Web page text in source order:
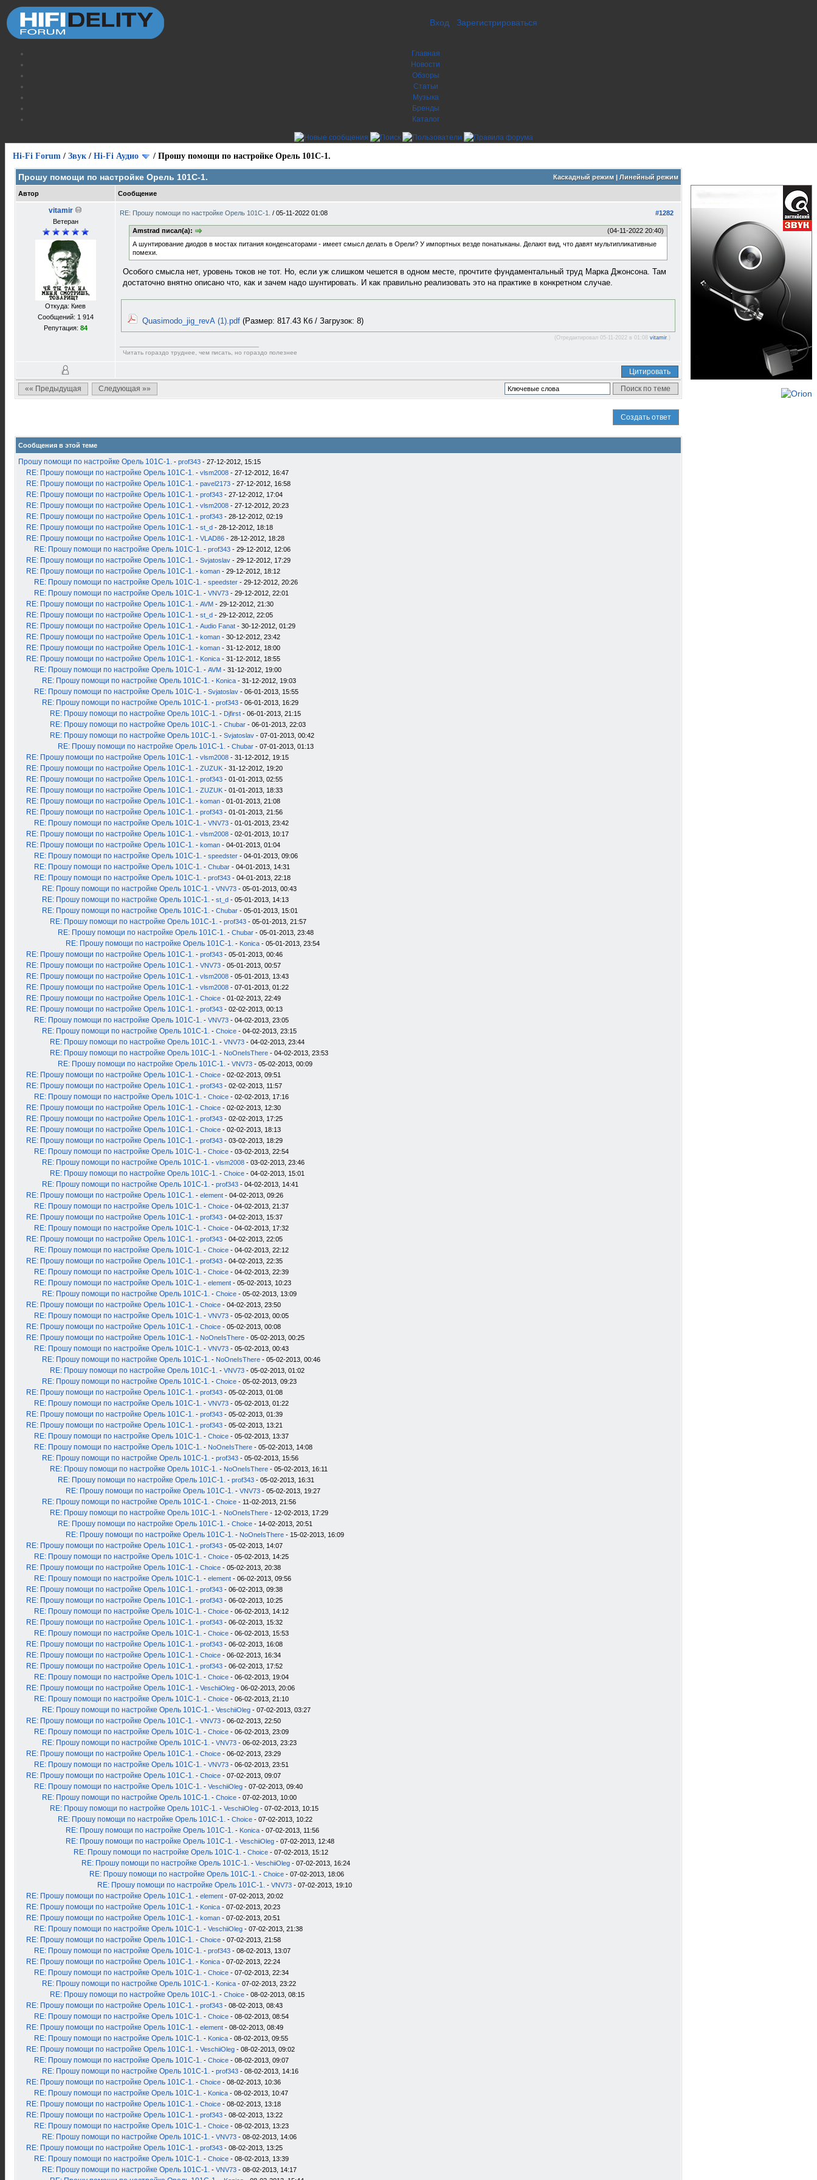
Вход Зарегистрироваться
Главная
Новости
Обзоры
Статьи
Музыка
Бренды
Каталог
Hi-Fi Forum / Звук / Hi-Fi Аудио / Прошу помощи по настройке Орель 101С-1.
Каскадный режим| Линейный режим
Прошу помощи по настройке Орель 101С-1.
Автор Сообщение
vitamir
Ветеран
Откуда: Киев
Сообщений: 1 914
Репутация: 84
#1282
RE: Прошу помощи по настройке Орель 101С-1. / 05-11-2022 01:08
(04-11-2022 20:40)
Amstrad писал(а):
А шунтирование диодов в мостах питания конденсаторами - имеет смысл делать в Орели? У импортных везде понатыканы. Делают вид, что давят мультипликативные
помехи.
Особого смысла нет, уровень токов не тот. Но, если уж слишком чешется в одном месте, прочтите фундаментальный труд Марка Джонсона. Там
достаточно внятно описано что, как и зачем надо шунтировать. И как правильно реализовать это на практике в конкретном случае.
Quasimodo_jig_revA (1).pdf(Размер: 817.43 Кб / Загрузок: 8)
(Отредактировал 05-11-2022 в 01:08 vitamir .)
Читать гораздо труднее, чем писать, но гораздо полезнее
Цитировать
«« Предыдущая
Следующая »»
Создать ответ
Сообщения в этой теме
Прошу помощи по настройке Орель 101С-1. - prof343 - 27-12-2012, 15:15
RE: Прошу помощи по настройке Орель 101С-1. - vlsm2008 - 27-12-2012, 16:47
RE: Прошу помощи по настройке Орель 101С-1. - pavel2173 - 27-12-2012, 16:58
RE: Прошу помощи по настройке Орель 101С-1. - prof343 - 27-12-2012, 17:04
RE: Прошу помощи по настройке Орель 101С-1. - vlsm2008 - 27-12-2012, 20:23
RE: Прошу помощи по настройке Орель 101С-1. - prof343 - 28-12-2012, 02:19
RE: Прошу помощи по настройке Орель 101С-1. - st_d - 28-12-2012, 18:18
RE: Прошу помощи по настройке Орель 101С-1. - VLAD86 - 28-12-2012, 18:28
RE: Прошу помощи по настройке Орель 101С-1. - prof343 - 29-12-2012, 12:06
RE: Прошу помощи по настройке Орель 101С-1. - Svjatoslav - 29-12-2012, 17:29
RE: Прошу помощи по настройке Орель 101С-1. - koman - 29-12-2012, 18:12
RE: Прошу помощи по настройке Орель 101С-1. - speedster - 29-12-2012, 20:26
RE: Прошу помощи по настройке Орель 101С-1. - VNV73 - 29-12-2012, 22:01
RE: Прошу помощи по настройке Орель 101С-1. - AVM - 29-12-2012, 21:30
RE: Прошу помощи по настройке Орель 101С-1. - st_d - 29-12-2012, 22:05
RE: Прошу помощи по настройке Орель 101С-1. - Audio Fanat - 30-12-2012, 01:29
RE: Прошу помощи по настройке Орель 101С-1. - koman - 30-12-2012, 23:42
RE: Прошу помощи по настройке Орель 101С-1. - koman - 31-12-2012, 18:00
RE: Прошу помощи по настройке Орель 101С-1. - Konica - 31-12-2012, 18:55
RE: Прошу помощи по настройке Орель 101С-1. - AVM - 31-12-2012, 19:00
RE: Прошу помощи по настройке Орель 101С-1. - Konica - 31-12-2012, 19:03
RE: Прошу помощи по настройке Орель 101С-1. - Svjatoslav - 06-01-2013, 15:55
RE: Прошу помощи по настройке Орель 101С-1. - prof343 - 06-01-2013, 16:29
RE: Прошу помощи по настройке Орель 101С-1. - Djfirst - 06-01-2013, 21:15
RE: Прошу помощи по настройке Орель 101С-1. - Chubar - 06-01-2013, 22:03
RE: Прошу помощи по настройке Орель 101С-1. - Svjatoslav - 07-01-2013, 00:42
RE: Прошу помощи по настройке Орель 101С-1. - Chubar - 07-01-2013, 01:13
RE: Прошу помощи по настройке Орель 101С-1. - vlsm2008 - 31-12-2012, 19:15
RE: Прошу помощи по настройке Орель 101С-1. - ZUZUK - 31-12-2012, 19:20
RE: Прошу помощи по настройке Орель 101С-1. - prof343 - 01-01-2013, 02:55
RE: Прошу помощи по настройке Орель 101С-1. - ZUZUK - 01-01-2013, 18:33
RE: Прошу помощи по настройке Орель 101С-1. - koman - 01-01-2013, 21:08
RE: Прошу помощи по настройке Орель 101С-1. - prof343 - 01-01-2013, 21:56
RE: Прошу помощи по настройке Орель 101С-1. - VNV73 - 01-01-2013, 23:42
RE: Прошу помощи по настройке Орель 101С-1. - vlsm2008 - 02-01-2013, 10:17
RE: Прошу помощи по настройке Орель 101С-1. - koman - 04-01-2013, 01:04
RE: Прошу помощи по настройке Орель 101С-1. - speedster - 04-01-2013, 09:06
RE: Прошу помощи по настройке Орель 101С-1. - Chubar - 04-01-2013, 14:31
RE: Прошу помощи по настройке Орель 101С-1. - prof343 - 04-01-2013, 22:18
RE: Прошу помощи по настройке Орель 101С-1. - VNV73 - 05-01-2013, 00:43
RE: Прошу помощи по настройке Орель 101С-1. - st_d - 05-01-2013, 14:13
RE: Прошу помощи по настройке Орель 101С-1. - Chubar - 05-01-2013, 15:01
RE: Прошу помощи по настройке Орель 101С-1. - prof343 - 05-01-2013, 21:57
RE: Прошу помощи по настройке Орель 101С-1. - Chubar - 05-01-2013, 23:48
RE: Прошу помощи по настройке Орель 101С-1. - Konica - 05-01-2013, 23:54
RE: Прошу помощи по настройке Орель 101С-1. - prof343 - 05-01-2013, 00:46
RE: Прошу помощи по настройке Орель 101С-1. - VNV73 - 05-01-2013, 00:57
RE: Прошу помощи по настройке Орель 101С-1. - vlsm2008 - 05-01-2013, 13:43
RE: Прошу помощи по настройке Орель 101С-1. - vlsm2008 - 07-01-2013, 01:22
RE: Прошу помощи по настройке Орель 101С-1. - Choice - 01-02-2013, 22:49
RE: Прошу помощи по настройке Орель 101С-1. - prof343 - 02-02-2013, 00:13
RE: Прошу помощи по настройке Орель 101С-1. - VNV73 - 04-02-2013, 23:05
RE: Прошу помощи по настройке Орель 101С-1. - Choice - 04-02-2013, 23:15
RE: Прошу помощи по настройке Орель 101С-1. - VNV73 - 04-02-2013, 23:44
RE: Прошу помощи по настройке Орель 101С-1. - NoOneIsThere - 04-02-2013, 23:53
RE: Прошу помощи по настройке Орель 101С-1. - VNV73 - 05-02-2013, 00:09
RE: Прошу помощи по настройке Орель 101С-1. - Choice - 02-02-2013, 09:51
RE: Прошу помощи по настройке Орель 101С-1. - prof343 - 02-02-2013, 11:57
RE: Прошу помощи по настройке Орель 101С-1. - Choice - 02-02-2013, 17:16
RE: Прошу помощи по настройке Орель 101С-1. - Choice - 02-02-2013, 12:30
RE: Прошу помощи по настройке Орель 101С-1. - prof343 - 02-02-2013, 17:25
RE: Прошу помощи по настройке Орель 101С-1. - Choice - 02-02-2013, 18:13
RE: Прошу помощи по настройке Орель 101С-1. - prof343 - 03-02-2013, 18:29
RE: Прошу помощи по настройке Орель 101С-1. - Choice - 03-02-2013, 22:54
RE: Прошу помощи по настройке Орель 101С-1. - vlsm2008 - 03-02-2013, 23:46
RE: Прошу помощи по настройке Орель 101С-1. - Choice - 04-02-2013, 15:01
RE: Прошу помощи по настройке Орель 101С-1. - prof343 - 04-02-2013, 14:41
RE: Прошу помощи по настройке Орель 101С-1. - element - 04-02-2013, 09:26
RE: Прошу помощи по настройке Орель 101С-1. - Choice - 04-02-2013, 21:37
RE: Прошу помощи по настройке Орель 101С-1. - prof343 - 04-02-2013, 15:37
RE: Прошу помощи по настройке Орель 101С-1. - Choice - 04-02-2013, 17:32
RE: Прошу помощи по настройке Орель 101С-1. - prof343 - 04-02-2013, 22:05
RE: Прошу помощи по настройке Орель 101С-1. - Choice - 04-02-2013, 22:12
RE: Прошу помощи по настройке Орель 101С-1. - prof343 - 04-02-2013, 22:35
RE: Прошу помощи по настройке Орель 101С-1. - Choice - 04-02-2013, 22:39
RE: Прошу помощи по настройке Орель 101С-1. - element - 05-02-2013, 10:23
RE: Прошу помощи по настройке Орель 101С-1. - Choice - 05-02-2013, 13:09
RE: Прошу помощи по настройке Орель 101С-1. - Choice - 04-02-2013, 23:50
RE: Прошу помощи по настройке Орель 101С-1. - VNV73 - 05-02-2013, 00:05
RE: Прошу помощи по настройке Орель 101С-1. - Choice - 05-02-2013, 00:08
RE: Прошу помощи по настройке Орель 101С-1. - NoOneIsThere - 05-02-2013, 00:25
RE: Прошу помощи по настройке Орель 101С-1. - VNV73 - 05-02-2013, 00:43
RE: Прошу помощи по настройке Орель 101С-1. - NoOneIsThere - 05-02-2013, 00:46
RE: Прошу помощи по настройке Орель 101С-1. - VNV73 - 05-02-2013, 01:02
RE: Прошу помощи по настройке Орель 101С-1. - Choice - 05-02-2013, 09:23
RE: Прошу помощи по настройке Орель 101С-1. - prof343 - 05-02-2013, 01:08
RE: Прошу помощи по настройке Орель 101С-1. - VNV73 - 05-02-2013, 01:22
RE: Прошу помощи по настройке Орель 101С-1. - prof343 - 05-02-2013, 01:39
RE: Прошу помощи по настройке Орель 101С-1. - prof343 - 05-02-2013, 13:21
RE: Прошу помощи по настройке Орель 101С-1. - Choice - 05-02-2013, 13:37
RE: Прошу помощи по настройке Орель 101С-1. - NoOneIsThere - 05-02-2013, 14:08
RE: Прошу помощи по настройке Орель 101С-1. - prof343 - 05-02-2013, 15:56
RE: Прошу помощи по настройке Орель 101С-1. - NoOneIsThere - 05-02-2013, 16:11
RE: Прошу помощи по настройке Орель 101С-1. - prof343 - 05-02-2013, 16:31
RE: Прошу помощи по настройке Орель 101С-1. - VNV73 - 05-02-2013, 19:27
RE: Прошу помощи по настройке Орель 101С-1. - Choice - 11-02-2013, 21:56
RE: Прошу помощи по настройке Орель 101С-1. - NoOneIsThere - 12-02-2013, 17:29
RE: Прошу помощи по настройке Орель 101С-1. - Choice - 14-02-2013, 20:51
RE: Прошу помощи по настройке Орель 101С-1. - NoOneIsThere - 15-02-2013, 16:09
RE: Прошу помощи по настройке Орель 101С-1. - prof343 - 05-02-2013, 14:07
RE: Прошу помощи по настройке Орель 101С-1. - Choice - 05-02-2013, 14:25
RE: Прошу помощи по настройке Орель 101С-1. - Choice - 05-02-2013, 20:38
RE: Прошу помощи по настройке Орель 101С-1. - element - 06-02-2013, 09:56
RE: Прошу помощи по настройке Орель 101С-1. - prof343 - 06-02-2013, 09:38
RE: Прошу помощи по настройке Орель 101С-1. - prof343 - 06-02-2013, 10:25
RE: Прошу помощи по настройке Орель 101С-1. - Choice - 06-02-2013, 14:12
RE: Прошу помощи по настройке Орель 101С-1. - prof343 - 06-02-2013, 15:32
RE: Прошу помощи по настройке Орель 101С-1. - Choice - 06-02-2013, 15:53
RE: Прошу помощи по настройке Орель 101С-1. - prof343 - 06-02-2013, 16:08
RE: Прошу помощи по настройке Орель 101С-1. - Choice - 06-02-2013, 16:34
RE: Прошу помощи по настройке Орель 101С-1. - prof343 - 06-02-2013, 17:52
RE: Прошу помощи по настройке Орель 101С-1. - Choice - 06-02-2013, 19:04
RE: Прошу помощи по настройке Орель 101С-1. - VeschiiOleg - 06-02-2013, 20:06
RE: Прошу помощи по настройке Орель 101С-1. - Choice - 06-02-2013, 21:10
RE: Прошу помощи по настройке Орель 101С-1. - VeschiiOleg - 07-02-2013, 03:27
RE: Прошу помощи по настройке Орель 101С-1. - VNV73 - 06-02-2013, 22:50
RE: Прошу помощи по настройке Орель 101С-1. - Choice - 06-02-2013, 23:09
RE: Прошу помощи по настройке Орель 101С-1. - VNV73 - 06-02-2013, 23:23
RE: Прошу помощи по настройке Орель 101С-1. - Choice - 06-02-2013, 23:29
RE: Прошу помощи по настройке Орель 101С-1. - VNV73 - 06-02-2013, 23:51
RE: Прошу помощи по настройке Орель 101С-1. - Choice - 07-02-2013, 09:07
RE: Прошу помощи по настройке Орель 101С-1. - VeschiiOleg - 07-02-2013, 09:40
RE: Прошу помощи по настройке Орель 101С-1. - Choice - 07-02-2013, 10:00
RE: Прошу помощи по настройке Орель 101С-1. - VeschiiOleg - 07-02-2013, 10:15
RE: Прошу помощи по настройке Орель 101С-1. - Choice - 07-02-2013, 10:22
RE: Прошу помощи по настройке Орель 101С-1. - Konica - 07-02-2013, 11:56
RE: Прошу помощи по настройке Орель 101С-1. - VeschiiOleg - 07-02-2013, 12:48
RE: Прошу помощи по настройке Орель 101С-1. - Choice - 07-02-2013, 15:12
RE: Прошу помощи по настройке Орель 101С-1. - VeschiiOleg - 07-02-2013, 16:24
RE: Прошу помощи по настройке Орель 101С-1. - Choice - 07-02-2013, 18:06
RE: Прошу помощи по настройке Орель 101С-1. - VNV73 - 07-02-2013, 19:10
RE: Прошу помощи по настройке Орель 101С-1. - element - 07-02-2013, 20:02
RE: Прошу помощи по настройке Орель 101С-1. - Konica - 07-02-2013, 20:23
RE: Прошу помощи по настройке Орель 101С-1. - koman - 07-02-2013, 20:51
RE: Прошу помощи по настройке Орель 101С-1. - VeschiiOleg - 07-02-2013, 21:38
RE: Прошу помощи по настройке Орель 101С-1. - Choice - 07-02-2013, 21:58
RE: Прошу помощи по настройке Орель 101С-1. - prof343 - 08-02-2013, 13:07
RE: Прошу помощи по настройке Орель 101С-1. - Konica - 07-02-2013, 22:24
RE: Прошу помощи по настройке Орель 101С-1. - Choice - 07-02-2013, 22:34
RE: Прошу помощи по настройке Орель 101С-1. - Konica - 07-02-2013, 23:22
RE: Прошу помощи по настройке Орель 101С-1. - Choice - 08-02-2013, 08:15
RE: Прошу помощи по настройке Орель 101С-1. - prof343 - 08-02-2013, 08:43
RE: Прошу помощи по настройке Орель 101С-1. - Choice - 08-02-2013, 08:54
RE: Прошу помощи по настройке Орель 101С-1. - element - 08-02-2013, 08:49
RE: Прошу помощи по настройке Орель 101С-1. - Konica - 08-02-2013, 09:55
RE: Прошу помощи по настройке Орель 101С-1. - VeschiiOleg - 08-02-2013, 09:02
RE: Прошу помощи по настройке Орель 101С-1. - Choice - 08-02-2013, 09:07
RE: Прошу помощи по настройке Орель 101С-1. - prof343 - 08-02-2013, 14:16
RE: Прошу помощи по настройке Орель 101С-1. - Choice - 08-02-2013, 10:36
RE: Прошу помощи по настройке Орель 101С-1. - Konica - 08-02-2013, 10:47
RE: Прошу помощи по настройке Орель 101С-1. - Choice - 08-02-2013, 13:18
RE: Прошу помощи по настройке Орель 101С-1. - prof343 - 08-02-2013, 13:22
RE: Прошу помощи по настройке Орель 101С-1. - Choice - 08-02-2013, 13:23
RE: Прошу помощи по настройке Орель 101С-1. - VNV73 - 08-02-2013, 14:06
RE: Прошу помощи по настройке Орель 101С-1. - prof343 - 08-02-2013, 13:25
RE: Прошу помощи по настройке Орель 101С-1. - Choice - 08-02-2013, 13:39
RE: Прошу помощи по настройке Орель 101С-1. - VNV73 - 08-02-2013, 14:17